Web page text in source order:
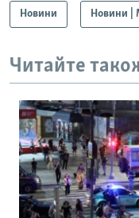
Новини Новини |
Читайте